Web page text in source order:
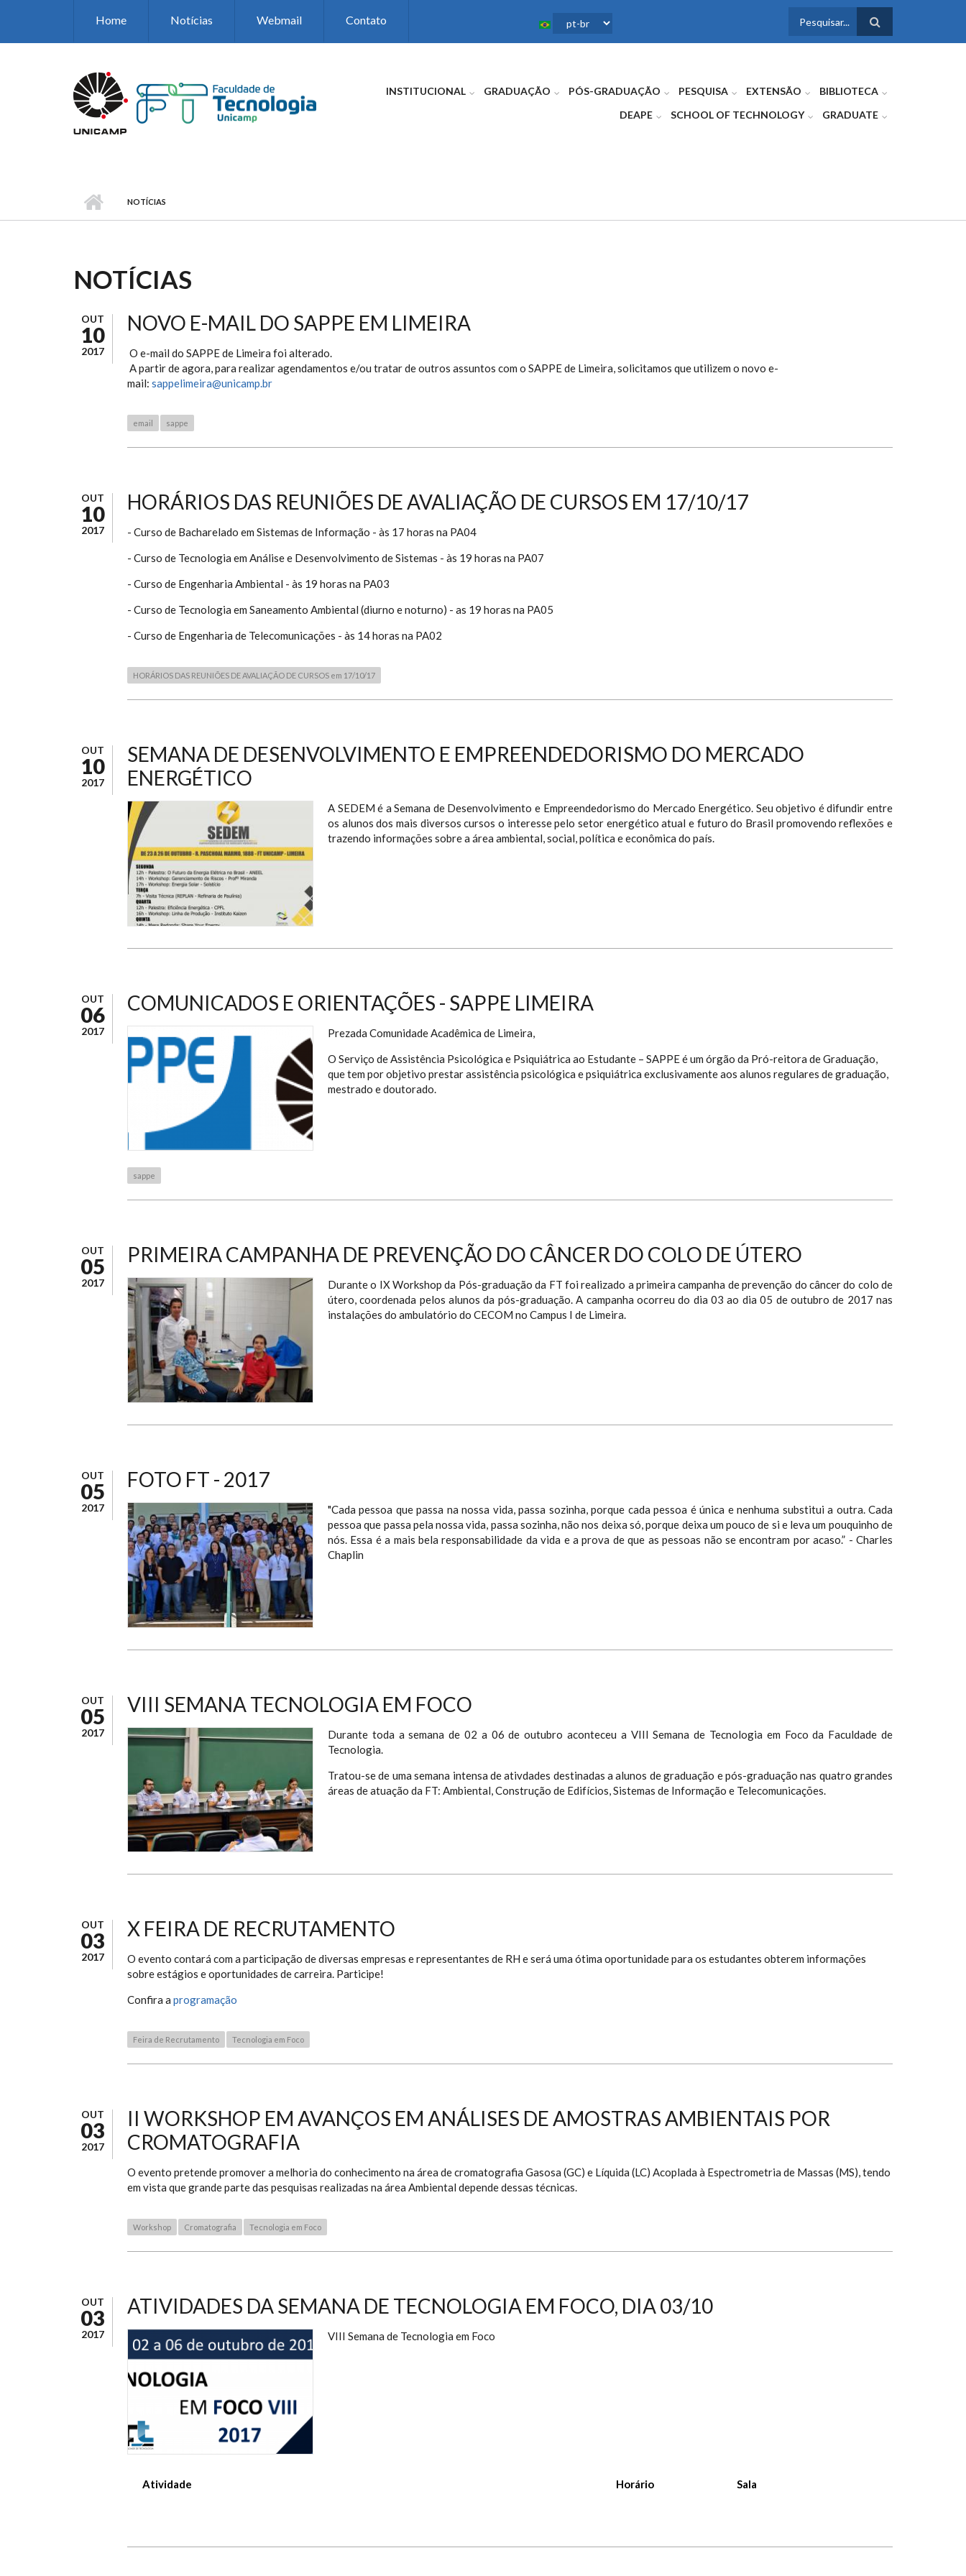
Home Notícias Webmail Contato
FORMULÁRIO
INSTITUCIONAL GRADUAÇÃO PÓS-GRADUAÇÃO PESQUISA EXTENSÃO
BIBLIOTECA
DEAPE
SCHOOL OF TECHNOLOGY GRADUATE
NOTÍCIAS
NOTÍCIAS
OUT
10
2017
NOVO E-MAIL DO SAPPE EM LIMEIRA
O e-mail do SAPPE de Limeira foi alterado.
A partir de agora, para realizar agendamentos e/ou tratar de outros assuntos com o SAPPE de Limeira, solicitamos que utilizem o novo e-
mail: sappelimeira@unicamp.br
email sappe
OUT
10
2017
HORÁRIOS DAS REUNIÕES DE AVALIAÇÃO DE CURSOS EM 17/10/17
- Curso de Bacharelado em Sistemas de Informação - às 17 horas na PA04
- Curso de Tecnologia em Análise e Desenvolvimento de Sistemas - às 19 horas na PA07
- Curso de Engenharia Ambiental - às 19 horas na PA03
- Curso de Tecnologia em Saneamento Ambiental (diurno e noturno) - as 19 horas na PA05
- Curso de Engenharia de Telecomunicações - às 14 horas na PA02
HORÁRIOS DAS REUNIÕES DE AVALIAÇÃO DE CURSOS em 17/10/17
OUT
10
2017
SEMANA DE DESENVOLVIMENTO E EMPREENDEDORISMO DO MERCADO
ENERGÉTICO
A SEDEM é a Semana de Desenvolvimento e Empreendedorismo do Mercado Energético. Seu objetivo é difundir entre
os alunos dos mais diversos cursos o interesse pelo setor energético atual e futuro do Brasil promovendo reflexões e
trazendo informações sobre a área ambiental, social, política e econômica do país.
OUT
06
2017
COMUNICADOS E ORIENTAÇÕES - SAPPE LIMEIRA
Prezada Comunidade Acadêmica de Limeira,
O Serviço de Assistência Psicológica e Psiquiátrica ao Estudante – SAPPE é um órgão da Pró-reitora de Graduação,
que tem por objetivo prestar assistência psicológica e psiquiátrica exclusivamente aos alunos regulares de graduação,
mestrado e doutorado.
sappe
OUT
05
2017
PRIMEIRA CAMPANHA DE PREVENÇÃO DO CÂNCER DO COLO DE ÚTERO
Durante o IX Workshop da Pós-graduação da FT foi realizado a primeira campanha de prevenção do câncer do colo de
útero, coordenada pelos alunos da pós-graduação. A campanha ocorreu do dia 03 ao dia 05 de outubro de 2017 nas
instalações do ambulatório do CECOM no Campus I de Limeira.
OUT
05
2017
FOTO FT - 2017
​"Cada pessoa que passa na nossa vida, passa sozinha, porque cada pessoa é única e nenhuma substitui a outra. Cada
pessoa que passa pela nossa vida, passa sozinha, não nos deixa só, porque deixa um pouco de si e leva um pouquinho de
nós. Essa é a mais bela responsabilidade da vida e a prova de que as pessoas não se encontram por acaso.” - Charles
Chaplin
OUT
05
2017
VIII SEMANA TECNOLOGIA EM FOCO
Durante toda a semana de 02 a 06 de outubro aconteceu a VIII Semana de Tecnologia em Foco da Faculdade de
Tecnologia.
Tratou-se de uma semana intensa de ativdades destinadas a alunos de graduação e pós-graduação nas quatro grandes
áreas de atuação da FT: Ambiental, Construção de Edifícios, Sistemas de Informação e Telecomunicações.
OUT
03
2017
X FEIRA DE RECRUTAMENTO
O evento contará com a participação de diversas empresas e representantes de RH e será uma ótima oportunidade para os estudantes obterem informações
sobre estágios e oportunidades de carreira. Participe!
Confira a programação
Feira de Recrutamento Tecnologia em Foco
OUT
03
2017
II WORKSHOP EM AVANÇOS EM ANÁLISES DE AMOSTRAS AMBIENTAIS POR
CROMATOGRAFIA
O evento pretende promover a melhoria do conhecimento na área de cromatografia Gasosa (GC) e Líquida (LC) Acoplada à Espectrometria de Massas (MS), tendo
em vista que grande parte das pesquisas realizadas na área Ambiental depende dessas técnicas.
Workshop Cromatografia Tecnologia em Foco
OUT
03
2017
ATIVIDADES DA SEMANA DE TECNOLOGIA EM FOCO, DIA 03/10
VIII Semana de Tecnologia em Foco
Atividade Horário Sala